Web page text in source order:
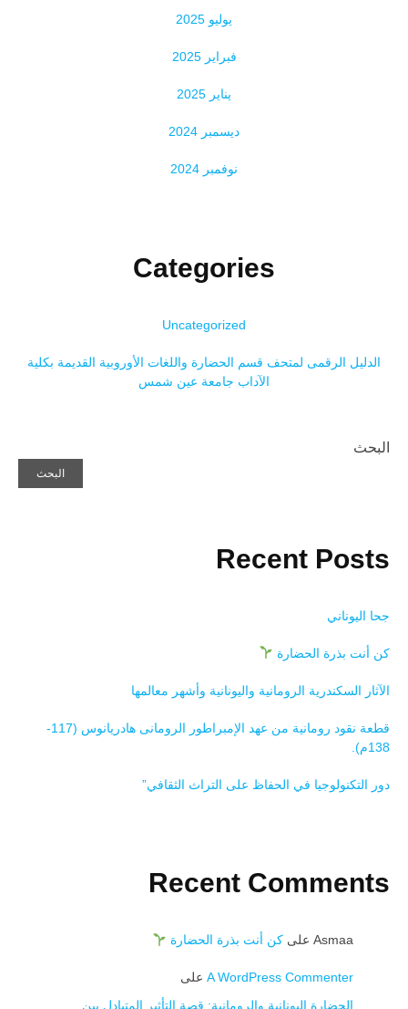
يوليو 2025
فبراير 2025
يناير 2025
ديسمبر 2024
نوفمبر 2024
Categories
Uncategorized
الدليل الرقمى لمتحف قسم الحضارة واللغات الأوروبية القديمة بكلية
الآداب جامعة عين شمس
البحث
البحث
Recent Posts
جحا اليوناني
كن أنت بذرة الحضارة
الآثار السكندرية الرومانية واليونانية وأشهر معالمها
قطعة نقود رومانية من عهد الإمبراطور الرومانى هادريانوس (117-
138م).
دور التكنولوجيا في الحفاظ على التراث الثقافي”
Recent Comments
Asmaa على كن أنت بذرة الحضارة
A WordPress Commenter على
الحضارة اليونانية والرومانية: قصة التأثير المتبادل بين